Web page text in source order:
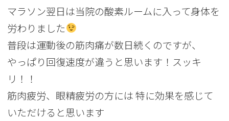
マラソン翌日は当院の酸素ルームに入って身体を
労わりました
普段は運動後の筋肉痛が数日続くのですが、
やっぱり回復速度が違うと思います！スッキ
リ！！
筋肉疲労、眼精疲労の方には 特に効果を感じて
いただけると思います